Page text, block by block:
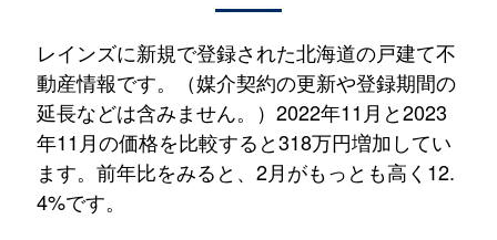
レインズに新規で登録された北海道の戸建て不
動産情報です。（媒介契約の更新や登録期間の
延長などは含みません。）2022年11月と2023
年11月の価格を比較すると318万円増加してい
ます。前年比をみると、2月がもっとも高く12.
4%です。